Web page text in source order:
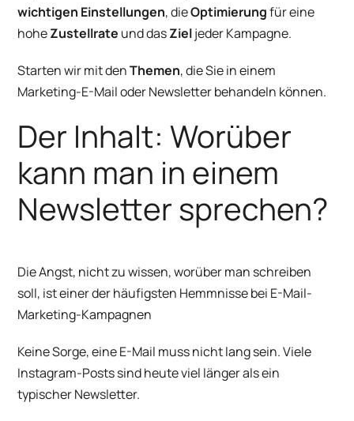
wichtigen Einstellungen, dieOptimierungfür eine
hoheZustellrate und dasZieljeder Kampagne.
Starten wir mit denThemen, die Sie in einem
Marketing-E-Mail oder Newsletter behandeln können.
Der Inhalt: Worüber
kann man in einem
Newsletter sprechen?
Die Angst, nicht zu wissen, worüber man schreiben
soll, ist einer der häufigsten Hemmnisse bei E-Mail-
Marketing-Kampagnen
Keine Sorge, eine E-Mail muss nicht lang sein. Viele
Instagram-Posts sind heute viel länger als ein
typischer Newsletter.